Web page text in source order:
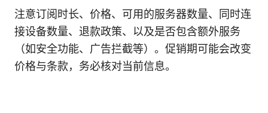
注意订阅时长、价格、可用的服务器数量、同时连
接设备数量、退款政策、以及是否包含额外服务
（如安全功能、广告拦截等）。促销期可能会改变
价格与条款，务必核对当前信息。